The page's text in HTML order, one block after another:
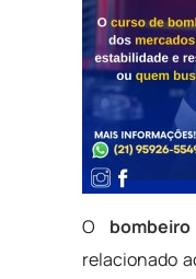
O
relacionado